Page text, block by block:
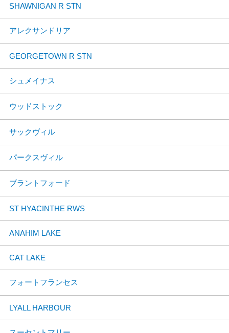
SHAWNIGAN R STN
アレクサンドリア
GEORGETOWN R STN
シュメイナス
ウッドストック
サックヴィル
パークスヴィル
ブラントフォード
ST HYACINTHE RWS
ANAHIM LAKE
CAT LAKE
フォートフランセス
LYALL HARBOUR